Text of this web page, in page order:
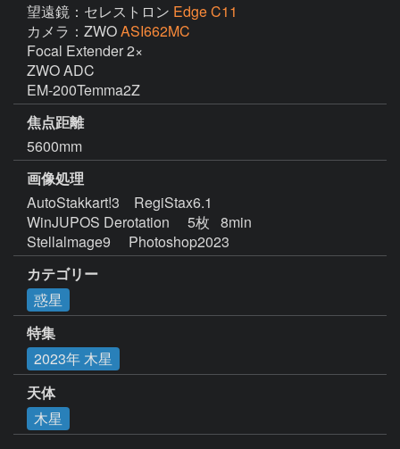
望遠鏡：セレストロン Edge C11
カメラ：ZWOASI662MC
Focal Extender 2×
ZWO ADC
EM-200Temma2Z
焦点距離
5600mm
画像処理
AutoStakkart!3    RegiStax6.1
WinJUPOS Derotation     5枚   8min
Stellalmage9     Photoshop2023
カテゴリー
惑星
特集
2023年 木星
天体
木星